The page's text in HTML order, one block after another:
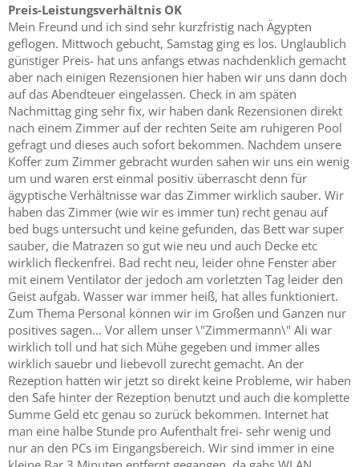
Preis-Leistungsverhältnis OK
Mein Freund und ich sind sehr kurzfristig nach Ägypten
geflogen. Mittwoch gebucht, Samstag ging es los. Unglaublich
günstiger Preis- hat uns anfangs etwas nachdenklich gemacht
aber nach einigen Rezensionen hier haben wir uns dann doch
auf das Abendteuer eingelassen. Check in am späten
Nachmittag ging sehr fix, wir haben dank Rezensionen direkt
nach einem Zimmer auf der rechten Seite am ruhigeren Pool
gefragt und dieses auch sofort bekommen. Nachdem unsere
Koffer zum Zimmer gebracht wurden sahen wir uns ein wenig
um und waren erst einmal positiv überrascht denn für
ägyptische Verhältnisse war das Zimmer wirklich sauber. Wir
haben das Zimmer (wie wir es immer tun) recht genau auf
bed bugs untersucht und keine gefunden, das Bett war super
sauber, die Matrazen so gut wie neu und auch Decke etc
wirklich fleckenfrei. Bad recht neu, leider ohne Fenster aber
mit einem Ventilator der jedoch am vorletzten Tag leider den
Geist aufgab. Wasser war immer heiß, hat alles funktioniert.
Zum Thema Personal können wir im Großen und Ganzen nur
positives sagen... Vor allem unser \"Zimmermann\" Ali war
wirklich toll und hat sich Mühe gegeben und immer alles
wirklich sauebr und liebevoll zurecht gemacht. An der
Rezeption hatten wir jetzt so direkt keine Probleme, wir haben
den Safe hinter der Rezeption benutzt und auch die komplette
Summe Geld etc genau so zurück bekommen. Internet hat
man eine halbe Stunde pro Aufenthalt frei- sehr wenig und
nur an den PCs im Eingangsbereich. Wir sind immer in eine